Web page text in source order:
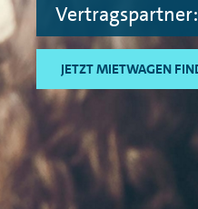
JETZT MIETWAGEN